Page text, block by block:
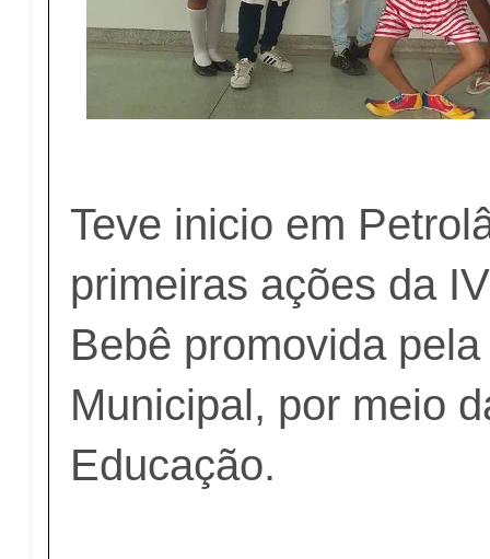
Teve inicio em
primeiras ações da
Bebê promovida
Municipal, por meio
Educação.